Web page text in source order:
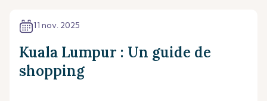
11 nov. 2025
Kuala Lumpur : Un guide de
shopping